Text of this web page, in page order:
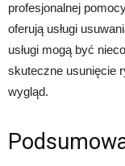
profesjonalnej
oferują usługi
usługi mogą być
skuteczne usunięcie
wygląd.